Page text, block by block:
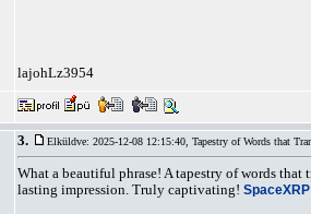
lajohLz3954
3. Elküldve: 2025-12-08 12:15:40, Tapestry of Words that
What a beautiful phrase! A tapestry of words
lasting impression. Truly captivating!